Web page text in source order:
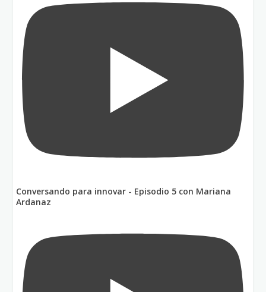
Conversando para innovar - Episodio 5 con Mariana
Ardanaz